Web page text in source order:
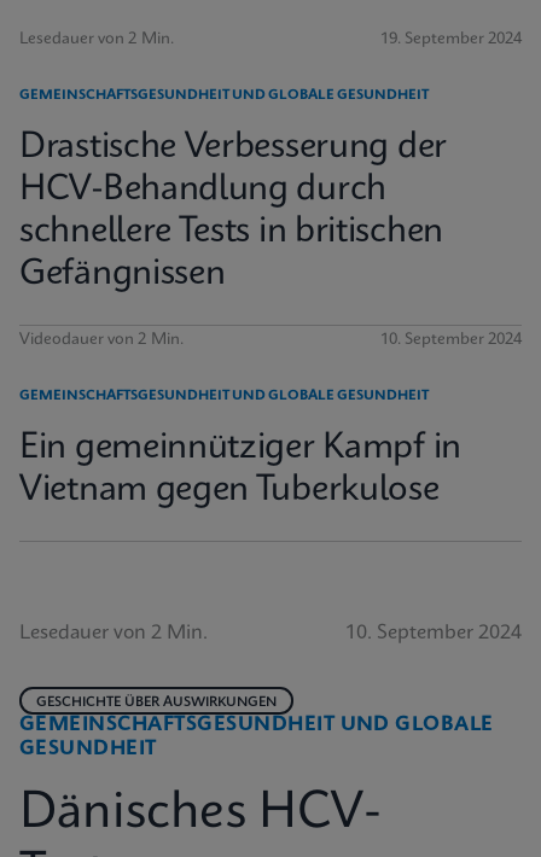
Lesedauer von 2 Min. 19. September 2024
GEMEINSCHAFTSGESUNDHEIT UND GLOBALE GESUNDHEIT
Drastische Verbesserung der
HCV-Behandlung durch
schnellere Tests in britischen
Gefängnissen
Videodauer von 2 Min. 10. September 2024
GEMEINSCHAFTSGESUNDHEIT UND GLOBALE GESUNDHEIT
Ein gemeinnütziger Kampf in
Vietnam gegen Tuberkulose
Lesedauer von 2 Min. 10. September 2024
GEMEINSCHAFTSGESUNDHEIT UND GLOBALE
GESUNDHEIT
GESCHICHTE ÜBER AUSWIRKUNGEN
Dänisches HCV-